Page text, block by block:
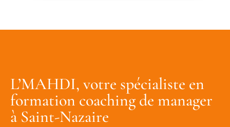
L’MAHDI, votre spécialiste en
formation coaching de manager
à Saint-Nazaire